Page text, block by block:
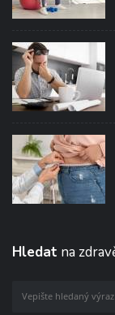
Hledat na